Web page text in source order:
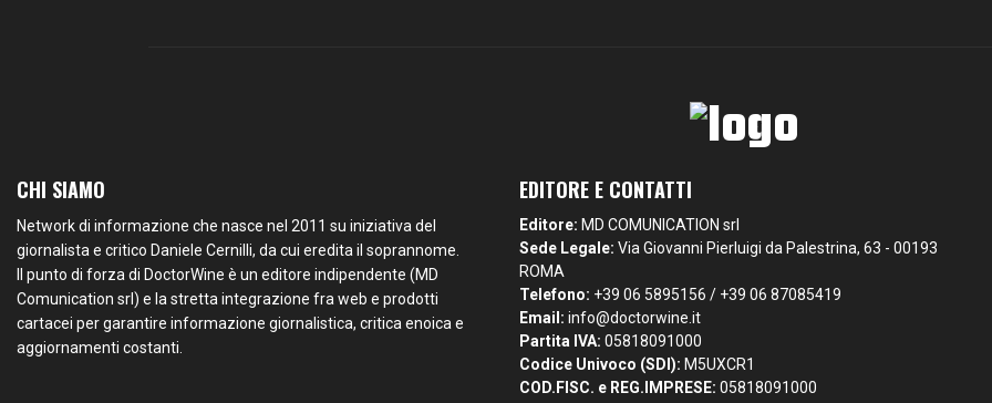
CHI SIAMO
Network di informazione che nasce nel 2011 su iniziativa del
giornalista e critico Daniele Cernilli, da cui eredita il soprannome.
Il punto di forza di DoctorWine è un editore indipendente (MD
Comunication srl) e la stretta integrazione fra web e prodotti
cartacei per garantire informazione giornalistica, critica enoica e
aggiornamenti costanti.
EDITORE E CONTATTI
Editore: MD COMUNICATION srl
Sede Legale: Via Giovanni Pierluigi da Palestrina, 63 - 00193
ROMA
Telefono: +39 06 5895156 / +39 06 87085419
Email: info@doctorwine.it
Partita IVA: 05818091000
Codice Univoco (SDI): M5UXCR1
COD.FISC. e REG.IMPRESE: 05818091000